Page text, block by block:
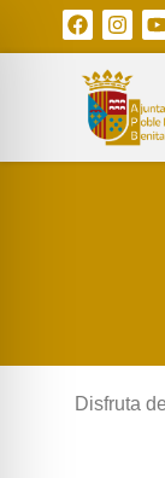
Disfruta